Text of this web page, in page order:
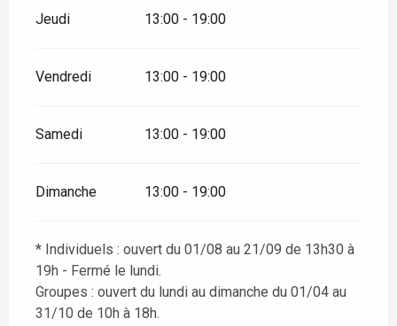
Jeudi 13:00 - 19:00
Vendredi 13:00 - 19:00
Samedi 13:00 - 19:00
Dimanche 13:00 - 19:00
* Individuels : ouvert du 01/08 au 21/09 de 13h30 à
19h - Fermé le lundi.
Groupes : ouvert du lundi au dimanche du 01/04 au
31/10 de 10h à 18h.